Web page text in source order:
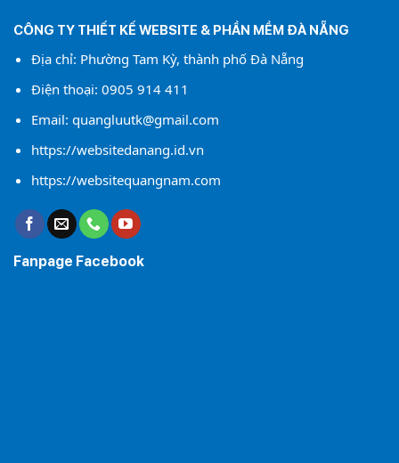
CÔNG TY THIẾT KẾ WEBSITE & PHẦN MỀM ĐÀ NẴNG
Địa chỉ: Phường Tam Kỳ, thành phố Đà Nẵng
Điện thoại: 0905 914 411
Email: quangluutk@gmail.com
https://websitedanang.id.vn
https://websitequangnam.com
Fanpage Facebook